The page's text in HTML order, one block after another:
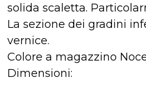
solida scaletta.
La sezione dei gradini
vernice.
Colore a magazzino
Dimensioni: